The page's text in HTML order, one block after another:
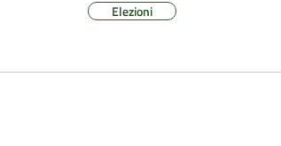
Elezioni